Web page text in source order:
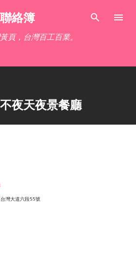
跳到主要內容
絡簿
頁，台灣百工百業。
夜天夜景餐廳
灣大道六段55號